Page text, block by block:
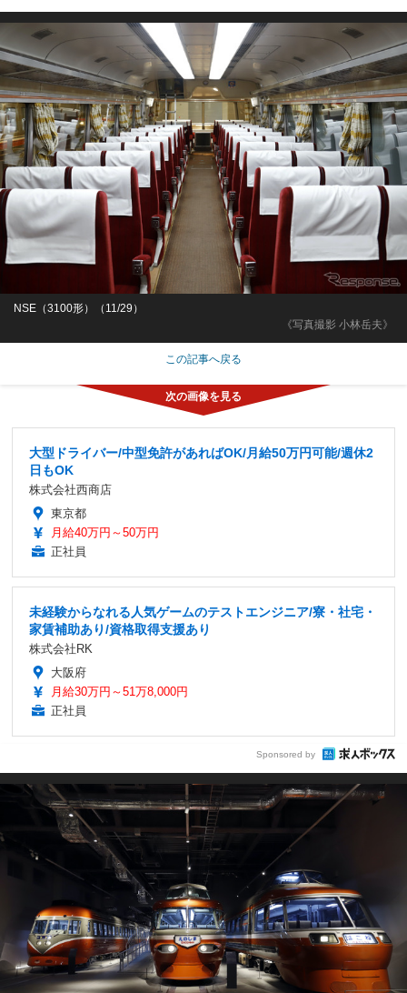
《写真撮影 小林岳夫》
NSE（3100形）（11/29）
この記事へ戻る
大型ドライバー/中型免許があればOK/月給50万円可能/週休2
日もOK
株式会社西商店
東京都
月給40万円～50万円
正社員
未経験からなれる人気ゲームのテストエンジニア/寮・社宅・
家賃補助あり/資格取得支援あり
株式会社RK
大阪府
月給30万円～51万8,000円
正社員
Sponsored by